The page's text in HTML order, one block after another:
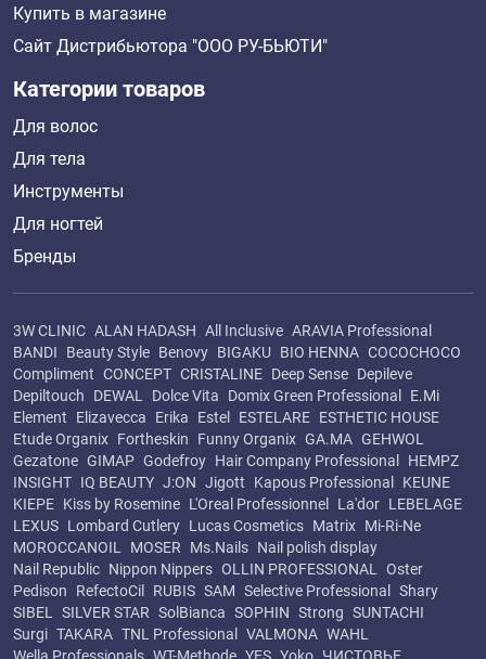
Купить в магазине
Сайт Дистрибьютора "ООО РУ-БЬЮТИ"
Категории товаров
Для волос
Для тела
Инструменты
Для ногтей
Бренды
3W CLINIC ALAN HADASH All Inclusive ARAVIA Professional
BANDI
Beauty Style Benovy BIGAKU BIO HENNA COCOCHOCO
Compliment CONCEPT CRISTALINE Deep Sense Depileve
Depiltouch
DEWAL Dolce Vita Domix Green Professional
E.Mi
Element
Elizavecca Erika Estel ESTELARE ESTHETIC HOUSE
Etude Organix Fortheskin Funny Organix GA.MA GEHWOL
Gezatone GIMAP Godefroy Hair Company Professional
HEMPZ
INSIGHT IQ BEAUTY J:ON Jigott Kapous Professional
KEUNE
KIEPE Kiss by Rosemine L'Oreal Professionnel La'dor LEBELAGE
LEXUS Lombard Cutlery Lucas Cosmetics Matrix Mi-Ri-Ne
MOROCCANOIL MOSER Ms.Nails Nail polish display
Nail Republic Nippon Nippers OLLIN PROFESSIONAL Oster
Pedison
RefectoCil RUBIS SAM Selective Professional
Shary
SIBEL SILVER STAR SolBianca SOPHIN Strong SUNTACHI
Surgi TAKARA TNL Professional VALMONA WAHL